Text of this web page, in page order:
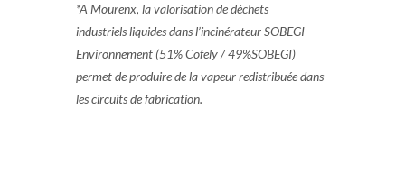
*A Mourenx, la valorisation de déchets
industriels liquides dans l’incinérateur SOBEGI
Environnement (51% Cofely / 49%SOBEGI)
permet de produire de la vapeur redistribuée dans
les circuits de fabrication.